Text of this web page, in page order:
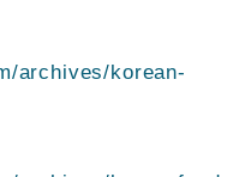
archives/korean-